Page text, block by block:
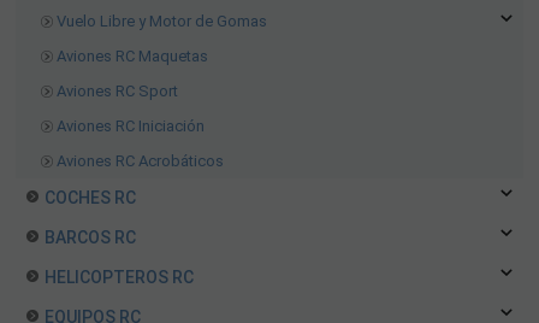
Vuelo Libre y Motor de Gomas
Aviones RC Maquetas
Aviones RC Sport
Aviones RC Iniciación
Aviones RC Acrobáticos
COCHES RC
BARCOS RC
HELICOPTEROS RC
EQUIPOS RC